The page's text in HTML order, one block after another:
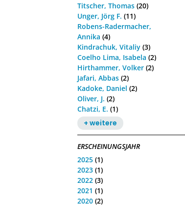
Titscher, Thomas (20)
Unger, Jörg F. (11)
Robens-Radermacher,
Annika (4)
Kindrachuk, Vitaliy (3)
Coelho Lima, Isabela (2)
Hirthammer, Volker (2)
Jafari, Abbas (2)
Kadoke, Daniel (2)
Oliver, J. (2)
Chatzi, E. (1)
+ weitere
ERSCHEINUNGSJAHR
2025 (1)
2023 (1)
2022 (3)
2021 (1)
2020 (2)